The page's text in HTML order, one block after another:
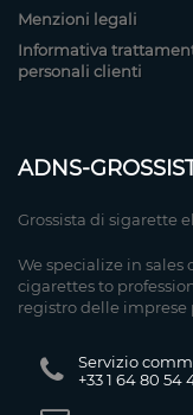
Menzioni legali
Informativa
personali clienti
ADNS-
Grossista di sigarette
We specialize in
cigarettes to
registro delle
Servizio
+33 1 64 80 54